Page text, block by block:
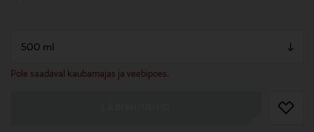
Pole saadaval kaubamajas ja veebipoes.
null